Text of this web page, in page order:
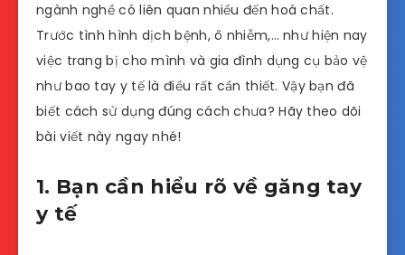
ngành nghề có liên quan nhiều đến hoá chất.
Trước tình hình dịch bệnh, ô nhiễm,… như hiện nay
việc trang bị cho mình và gia đình dụng cụ bảo vệ
như bao tay y tế là điều rất cần thiết. Vậy bạn đã
biết cách sử dụng đúng cách chưa? Hãy theo dõi
bài viết này ngay nhé!
1. Bạn cần hiểu rõ về găng tay
y tế